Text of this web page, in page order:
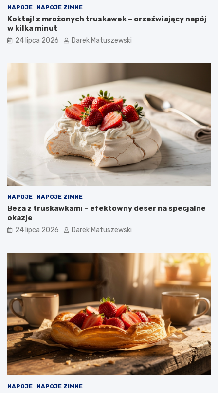
NAPOJE NAPOJE ZIMNE
Koktajl z mrożonych truskawek – orzeźwiający napój
w kilka minut
24 lipca 2026 Darek Matuszewski
NAPOJE NAPOJE ZIMNE
Beza z truskawkami – efektowny deser na specjalne
okazje
24 lipca 2026 Darek Matuszewski
NAPOJE NAPOJE ZIMNE